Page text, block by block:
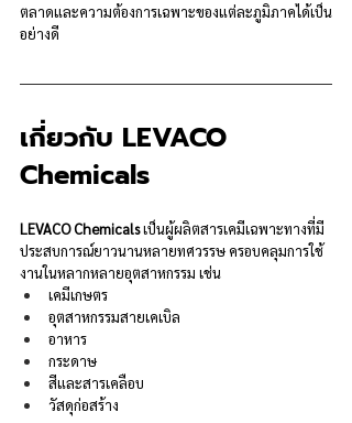
ตลาดและความต้องการเฉพาะของแต่ละภูมิภาคได้เป็น
อย่างดี
เกี่ยวกับ LEVACO
Chemicals
LEVACO Chemicals เป็นผู้ผลิตสารเคมีเฉพาะทางที่มี
ประสบการณ์ยาวนานหลายทศวรรษ ครอบคลุมการใช้
งานในหลากหลายอุตสาหกรรม เช่น
เคมีเกษตร
อุตสาหกรรมสายเคเบิล
อาหาร
กระดาษ
สีและสารเคลือบ
วัสดุก่อสร้าง